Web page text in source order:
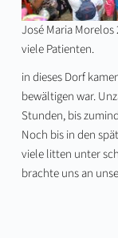
José Maria
viele Patienten.
in dieses Dorf
bewältigen war.
Stunden, bis
Noch bis in den
viele litten unter
brachte uns an